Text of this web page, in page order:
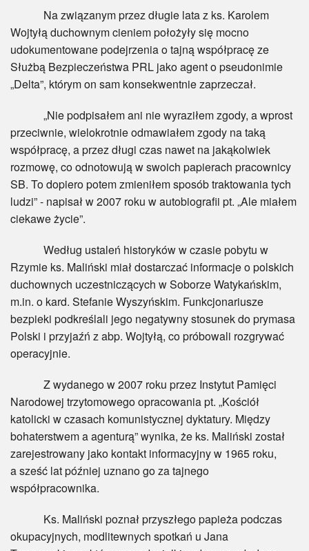
Na związanym przez długie lata z ks. Karolem
Wojtyłą duchownym cieniem położyły się mocno
udokumentowane podejrzenia o tajną współpracę ze
Służbą Bezpieczeństwa PRL jako agent o pseudonimie
„Delta”, którym on sam konsekwentnie zaprzeczał.
„Nie podpisałem ani nie wyraziłem zgody, a wprost
przeciwnie, wielokrotnie odmawiałem zgody na taką
współpracę, a przez długi czas nawet na jakąkolwiek
rozmowę, co odnotowują w swoich papierach pracownicy
SB. To dopiero potem zmieniłem sposób traktowania tych
ludzi” - napisał w 2007 roku w autobiografii pt. „Ale miałem
ciekawe życie”.
Według ustaleń historyków w czasie pobytu w
Rzymie ks. Maliński miał dostarczać informacje o polskich
duchownych uczestniczących w Soborze Watykańskim,
m.in. o kard. Stefanie Wyszyńskim. Funkcjonariusze
bezpieki podkreślali jego negatywny stosunek do prymasa
Polski i przyjaźń z abp. Wojtyłą, co próbowali rozgrywać
operacyjnie.
Z wydanego w 2007 roku przez Instytut Pamięci
Narodowej trzytomowego opracowania pt. „Kościół
katolicki w czasach komunistycznej dyktatury. Między
bohaterstwem a agenturą” wynika, że ks. Maliński został
zarejestrowany jako kontakt informacyjny w 1965 roku,
a sześć lat później uznano go za tajnego
współpracownika.
Ks. Maliński poznał przyszłego papieża podczas
okupacyjnych, modlitewnych spotkań u Jana